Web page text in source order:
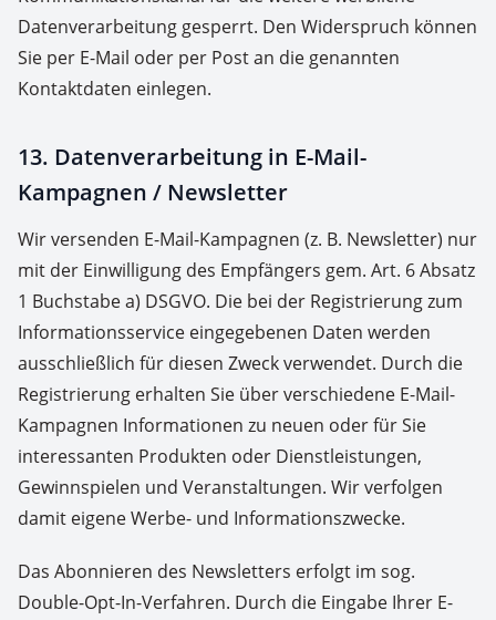
Datenverarbeitung gesperrt. Den Widerspruch können
Sie per E-Mail oder per Post an die genannten
Kontaktdaten einlegen.
13. Datenverarbeitung in E-Mail-
Kampagnen / Newsletter
Wir versenden E-Mail-Kampagnen (z. B. Newsletter) nur
mit der Einwilligung des Empfängers gem. Art. 6 Absatz
1 Buchstabe a) DSGVO. Die bei der Registrierung zum
Informationsservice eingegebenen Daten werden
ausschließlich für diesen Zweck verwendet. Durch die
Registrierung erhalten Sie über verschiedene E-Mail-
Kampagnen Informationen zu neuen oder für Sie
interessanten Produkten oder Dienstleistungen,
Gewinnspielen und Veranstaltungen. Wir verfolgen
damit eigene Werbe- und Informationszwecke.
Das Abonnieren des Newsletters erfolgt im sog.
Double-Opt-In-Verfahren. Durch die Eingabe Ihrer E-